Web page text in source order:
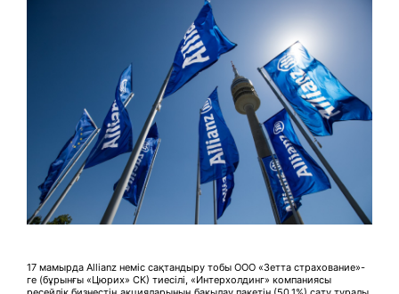
17 мамырда Allianz неміс сақтандыру тобы ООО «Зетта страхование»-
ге (бұрынғы «Цюрих» СК) тиесілі, «Интерхолдинг» компаниясы